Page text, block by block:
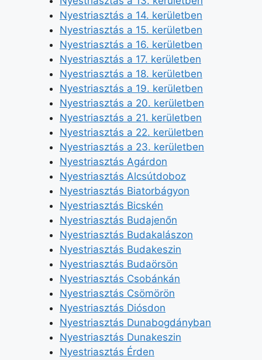
Nyestriasztás a 14. kerületben
Nyestriasztás a 15. kerületben
Nyestriasztás a 16. kerületben
Nyestriasztás a 17. kerületben
Nyestriasztás a 18. kerületben
Nyestriasztás a 19. kerületben
Nyestriasztás a 20. kerületben
Nyestriasztás a 21. kerületben
Nyestriasztás a 22. kerületben
Nyestriasztás a 23. kerületben
Nyestriasztás Agárdon
Nyestriasztás Alcsútdoboz
Nyestriasztás Biatorbágyon
Nyestriasztás Bicskén
Nyestriasztás Budajenőn
Nyestriasztás Budakalászon
Nyestriasztás Budakeszin
Nyestriasztás Budaörsön
Nyestriasztás Csobánkán
Nyestriasztás Csömörön
Nyestriasztás Diósdon
Nyestriasztás Dunabogdányban
Nyestriasztás Dunakeszin
Nyestriasztás Érden